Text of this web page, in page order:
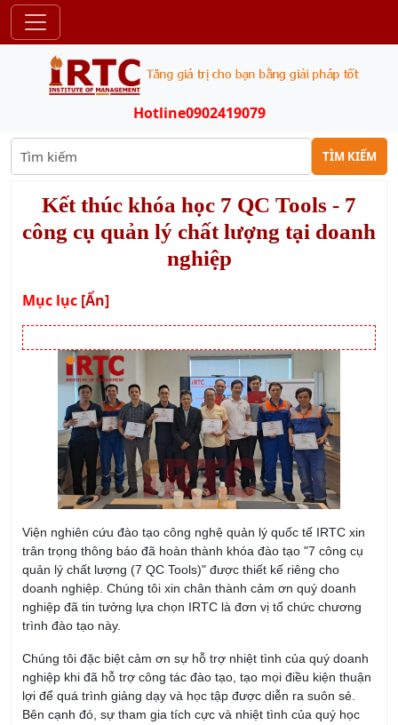
Hotline0902419079
TÌM KIẾM
Kết thúc khóa học 7 QC Tools - 7
công cụ quản lý chất lượng tại doanh
nghiệp
Mục lục [Ẩn]
Viện nghiên cứu đào tạo công nghệ quản lý quốc tế IRTC xin
trân trọng thông báo đã hoàn thành khóa đào tạo "7 công cụ
quản lý chất lượng (7 QC Tools)" được thiết kế riêng cho
doanh nghiệp. Chúng tôi xin chân thành cảm ơn quý doanh
nghiệp đã tin tưởng lựa chọn IRTC là đơn vị tổ chức chương
trình đào tạo này.
Chúng tôi đặc biệt cảm ơn sự hỗ trợ nhiệt tình của quý doanh
nghiệp khi đã hỗ trợ công tác đào tạo, tạo mọi điều kiện thuận
lợi để quá trình giảng dạy và học tập được diễn ra suôn sẻ.
Bên cạnh đó, sự tham gia tích cực và nhiệt tình của quý học